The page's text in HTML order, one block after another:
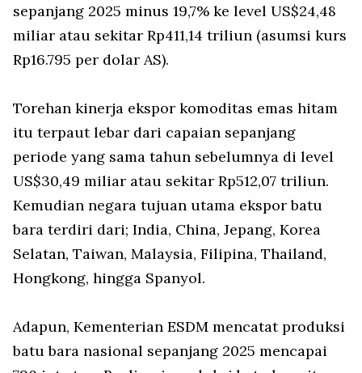
sepanjang 2025 minus 19,7% ke level US$24,48
miliar atau sekitar Rp411,14 triliun (asumsi kurs
Rp16.795 per dolar AS).
Torehan kinerja ekspor komoditas emas hitam
itu terpaut lebar dari capaian sepanjang
periode yang sama tahun sebelumnya di level
US$30,49 miliar atau sekitar Rp512,07 triliun.
Kemudian negara tujuan utama ekspor batu
bara terdiri dari; India, China, Jepang, Korea
Selatan, Taiwan, Malaysia, Filipina, Thailand,
Hongkong, hingga Spanyol.
Adapun, Kementerian ESDM mencatat produksi
batu bara nasional sepanjang 2025 mencapai